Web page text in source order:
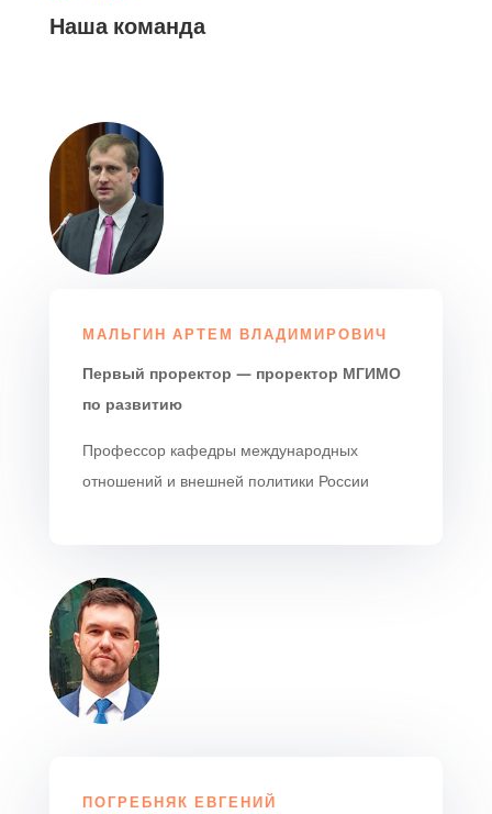
Наша команда
МАЛЬГИН АРТЕМ ВЛАДИМИРОВИЧ
Первый проректор — проректор МГИМО
по развитию
Профессор кафедры международных
отношений и внешней политики России
ПОГРЕБНЯК ЕВГЕНИЙ